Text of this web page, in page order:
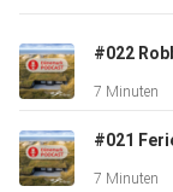
und
Sauberkeit
angenehm bleibt.
erfährt,
wo es besonders
7 Minuten
7 Minuten